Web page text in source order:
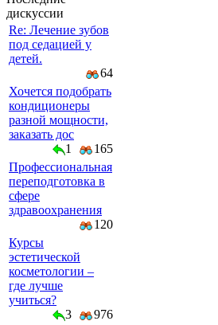
дискуссии
Re: Лечение зубов
под седацией у
детей.
64
Хочется подобрать
кондиционеры
разной мощности,
заказать дос
1
165
Профессиональная
переподготовка в
сфере
здравоохранения
120
Курсы
эстетической
косметологии –
где лучше
учиться?
3
976